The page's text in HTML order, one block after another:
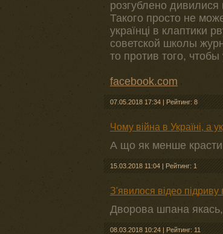
розгублено дивилися
Такого просто не
українці в клаптики
советской школы
то против того,
facebook.com
07.05.2018 17:34 | Рейтинг: 8
Чому війна в Україні, а
А що як менше красти
15.03.2018 11:04 | Рейтинг: 1
З'явилося відео підриву
Дворова шпана
08.03.2018 10:24 | Рейтинг: 11